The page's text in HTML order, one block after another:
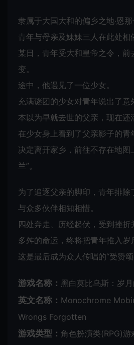
隶属于大国大和的偏乡之地‧恩那
青年与母亲及妹妹三人在此处相
某日，青年受大和皇帝之令，前
变。
途中，他遇见了一位少女。
充满谜团的少女对青年说出了
本以为早就去世的父亲，现在还
在少女身上看到了父亲影子的青
决定离开家乡，前往不存在地图
兰”。
为了追逐父亲的脚印，青年排除
与众多伙伴相知相惜。
四处奔走、历经起伏，受到挫折
多舛的命运，终将把青年推入
这是最后成为众人传唱的“受赞颂
游戏名称： 黑白莫比乌斯：岁
英文名称： Monochrome
Wrongs Forgotten
游戏类型： 角色扮演类(RPG)游